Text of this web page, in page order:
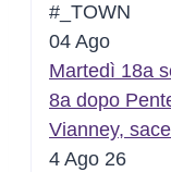
#_TOWN
04 Ago
Martedì 18a
8a dopo
Vianney,
4 Ago 26